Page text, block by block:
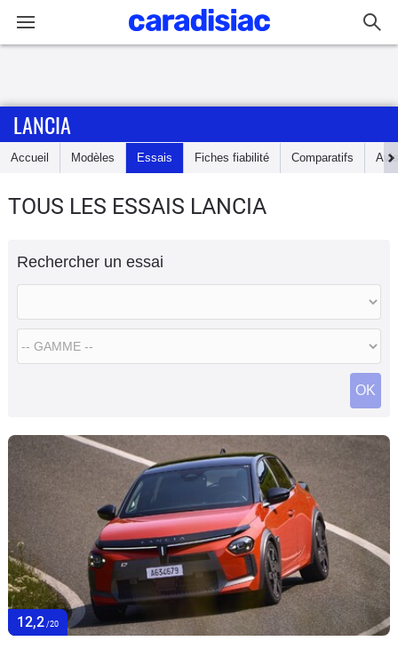
Accueil
Essais
Guide
d'achat
Electriques
Auto
Services
Forum
Moto
Marques
LANCIA
Accueil Modèles Essais Fiches fiabilité Comparatifs Avis
TOUS LES ESSAIS LANCIA
Rechercher un essai
OK
12,2 /20